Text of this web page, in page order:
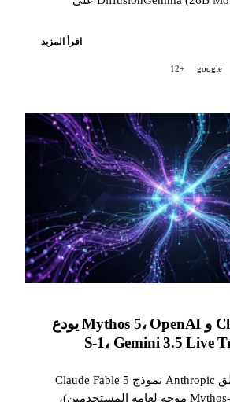
الديناميكية إلى GA مع sub-agents递ursive حتى 5
اقرأ المزيد
google
+12
Claude Fable 5 و Mythos 5، OpenAI يودع
9 يونيو 2026: تطلق Anthropic نموذج Claude Fable 5
(أول نموذج Mythos-class موجه لعامة المستخدمين)،